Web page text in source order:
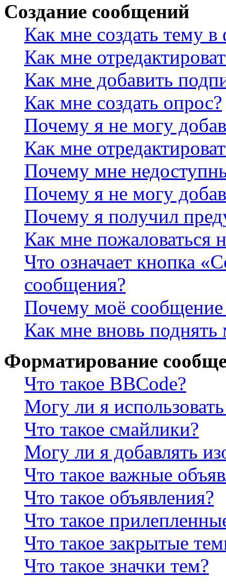
Создание сообщений
Как мне создать тему
Как мне
Как мне добавить
Как мне создать опрос?
Почему я не могу
Как мне
Почему мне
Почему я не могу
Почему я получил
Как мне пожаловаться
Что означает кнопка
сообщения?
Почему моё сообщение
Как мне вновь
Форматирование
Что такое BBCode?
Могу ли я
Что такое смайлики?
Могу ли я добавлять
Что такое важные
Что такое объявления?
Что такое
Что такое закрытые
Что такое значки тем?